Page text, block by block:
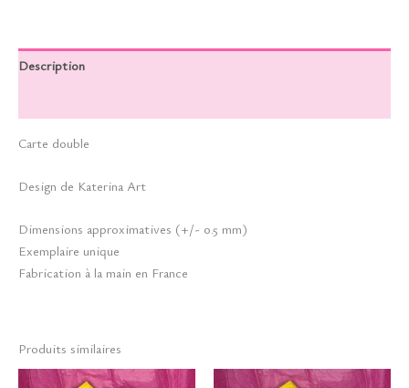
Description
Carte double
Design de Katerina Art
Dimensions approximatives (+/- 0.5 mm)
Exemplaire unique
Fabrication à la main en France
Produits similaires